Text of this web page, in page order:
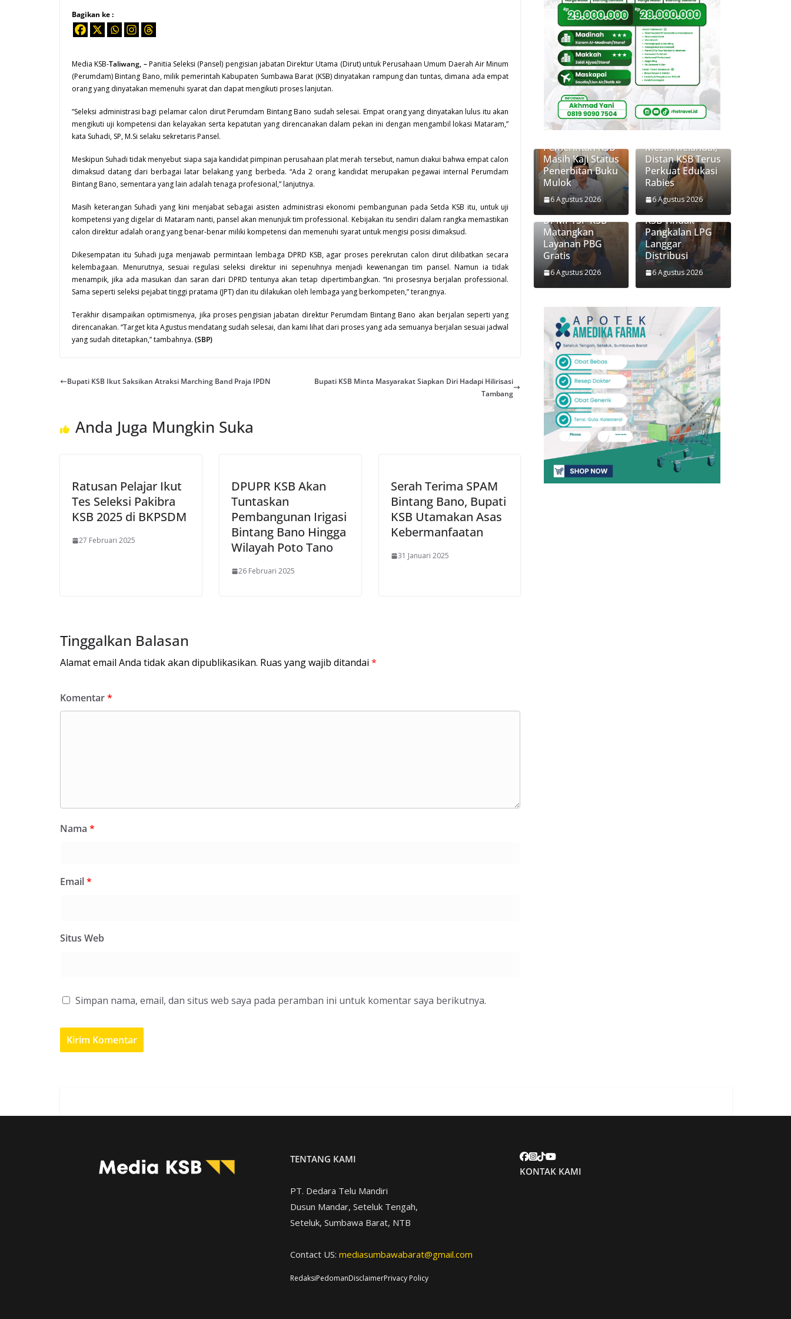
Bagikan ke :
Media KSB-Taliwang, –Panitia Seleksi (Pansel) pengisian jabatan Direktur Utama (Dirut) untuk Perusahaan Umum Daerah Air Minum
(Perumdam) Bintang Bano, milik pemerintah Kabupaten Sumbawa Barat (KSB) dinyatakan rampung dan tuntas, dimana ada empat
orang yang dinyatakan memenuhi syarat dan dapat mengikuti proses lanjutan.
“Seleksi administrasi bagi pelamar calon dirut Perumdam Bintang Bano sudah selesai. Empat orang yang dinyatakan lulus itu akan
mengikuti uji kompetensi dan kelayakan serta kepatutan yang direncanakan dalam pekan ini dengan mengambil lokasi Mataram,”
kata Suhadi, SP, M.Si selaku sekretaris Pansel.
Meskipun Suhadi tidak menyebut siapa saja kandidat pimpinan perusahaan plat merah tersebut, namun diakui bahwa empat calon
dimaksud datang dari berbagai latar belakang yang berbeda. “Ada 2 orang kandidat merupakan pegawai internal Perumdam
Bintang Bano, sementara yang lain adalah tenaga profesional,” lanjutnya.
Masih keterangan Suhadi yang kini menjabat sebagai asisten administrasi ekonomi pembangunan pada Setda KSB itu, untuk uji
kompetensi yang digelar di Mataram nanti, pansel akan menunjuk tim professional. Kebijakan itu sendiri dalam rangka memastikan
calon direktur adalah orang yang benar-benar miliki kompetensi dan memenuhi syarat untuk mengisi posisi dimaksud.
Dikesempatan itu Suhadi juga menjawab permintaan lembaga DPRD KSB, agar proses perekrutan calon dirut dilibatkan secara
kelembagaan. Menurutnya, sesuai regulasi seleksi direktur ini sepenuhnya menjadi kewenangan tim pansel. Namun ia tidak
menampik, jika ada masukan dan saran dari DPRD tentunya akan tetap dipertimbangkan. “Ini prosesnya berjalan professional.
Sama seperti seleksi pejabat tinggi pratama (JPT) dan itu dilakukan oleh lembaga yang berkompeten,” terangnya.
Terakhir disampaikan optimismenya, jika proses pengisian jabatan direktur Perumdam Bintang Bano akan berjalan seperti yang
direncanakan. “Target kita Agustus mendatang sudah selesai, dan kami lihat dari proses yang ada semuanya berjalan sesuai jadwal
yang sudah ditetapkan,” tambahnya. (SBP)
Bupati KSB Ikut Saksikan Atraksi Marching Band Praja IPDN
Bupati KSB Minta Masyarakat Siapkan Diri Hadapi Hilirisasi
Tambang
Anda Juga Mungkin Suka
Ratusan Pelajar Ikut
Tes Seleksi Pakibra
KSB 2025 di BKPSDM
27 Februari 2025
DPUPR KSB Akan
Tuntaskan
Pembangunan Irigasi
Bintang Bano Hingga
Wilayah Poto Tano
26 Februari 2025
Serah Terima SPAM
Bintang Bano, Bupati
KSB Utamakan Asas
Kebermanfaatan
31 Januari 2025
Tinggalkan Balasan
Alamat email Anda tidak akan dipublikasikan. Ruas yang wajib ditandai *
Komentar*
Nama *
Email*
Situs Web
Simpan nama, email, dan situs web saya pada peramban ini untuk komentar saya berikutnya.
Pemerintah KSB
Masih Kaji Status
Penerbitan Buku
Mulok
6 Agustus 2026
Meski Melandai,
Distan KSB Terus
Perkuat Edukasi
Rabies
6 Agustus 2026
Disperkim dan
DPMPTSP KSB
Matangkan
Layanan PBG
Gratis
6 Agustus 2026
Diskoperindag
KSB Tindak
Pangkalan LPG
Langgar
Distribusi
6 Agustus 2026
TENTANG KAMI
PT. Dedara Telu Mandiri
Dusun Mandar, Seteluk Tengah,
Seteluk, Sumbawa Barat, NTB
Contact US: mediasumbawabarat@gmail.com
RedaksiPedomanDisclaimerPrivacy Policy
KONTAK KAMI